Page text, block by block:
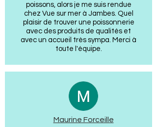
poissons, alors je me suis rendue
chez Vue sur mer à Jambes. Quel
plaisir de trouver une poissonnerie
avec des produits de qualités et
avec un accueil très sympa. Merci à
toute l'équipe.
Maurine Forceille